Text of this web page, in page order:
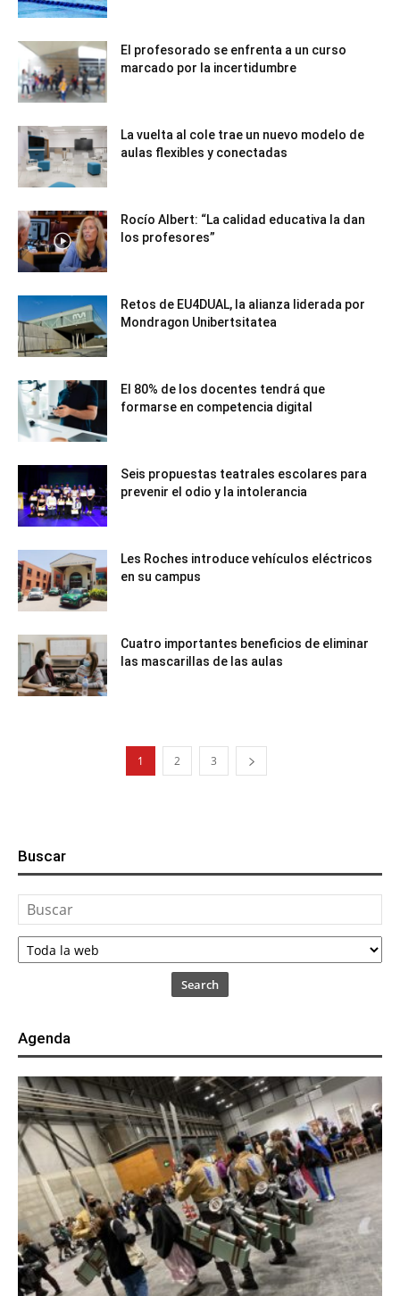
El profesorado se enfrenta a un curso
marcado por la incertidumbre
La vuelta al cole trae un nuevo modelo de
aulas flexibles y conectadas
Rocío Albert: “La calidad educativa la dan
los profesores”
Retos de EU4DUAL, la alianza liderada por
Mondragon Unibertsitatea
El 80% de los docentes tendrá que
formarse en competencia digital
Seis propuestas teatrales escolares para
prevenir el odio y la intolerancia
Les Roches introduce vehículos eléctricos
en su campus
Cuatro importantes beneficios de eliminar
las mascarillas de las aulas
1 2 3
Buscar
Search
Agenda